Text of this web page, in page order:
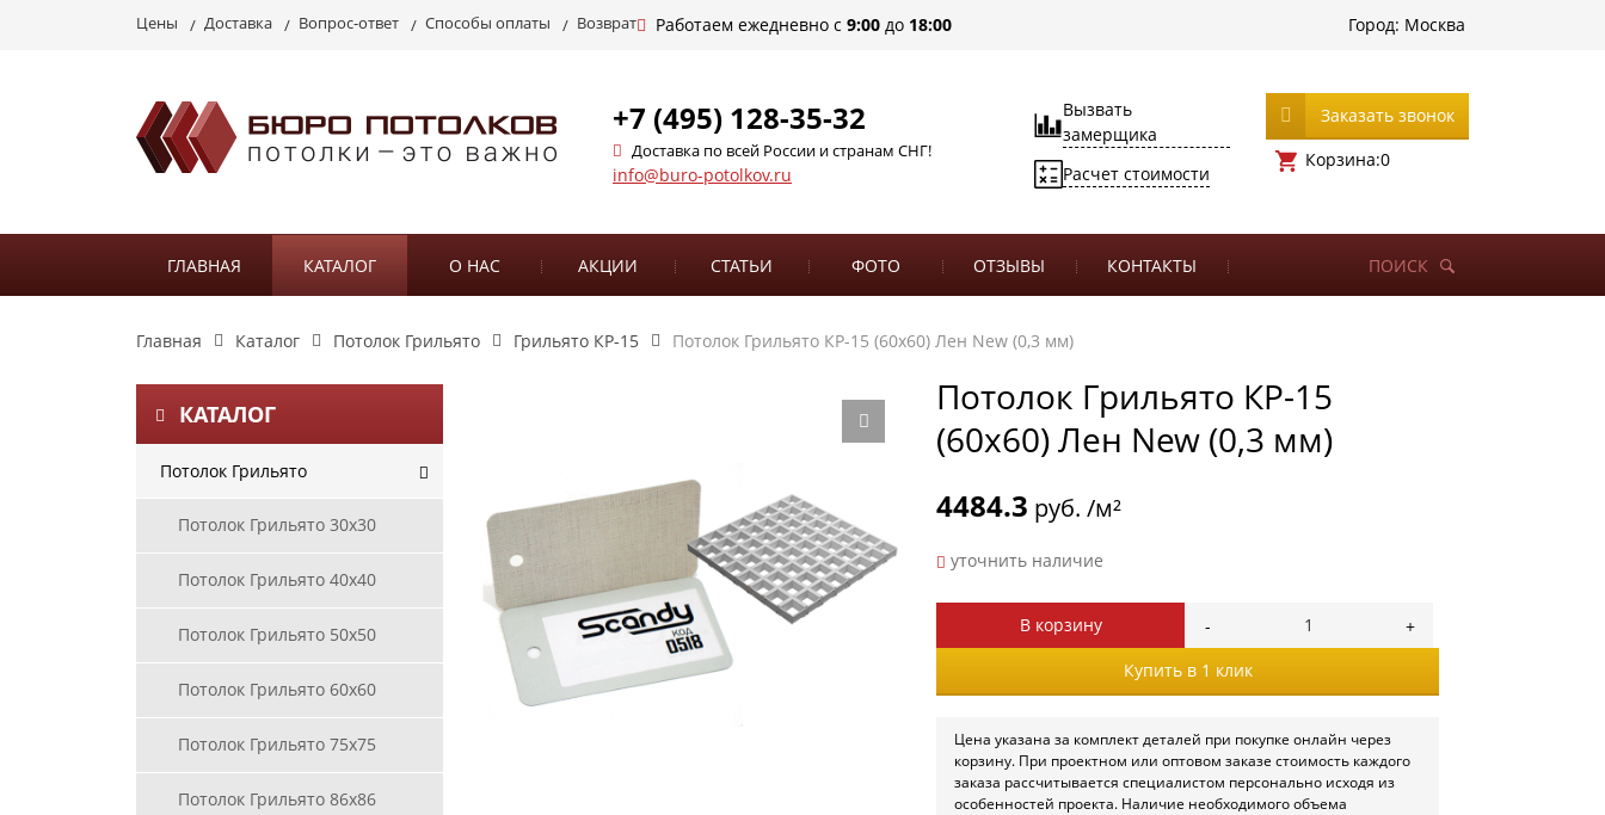
Работаем ежедневно с 9:00 до 18:00 Город: Москва
Цены Доставка Вопрос-ответ Способы оплаты Возврат
+7 (495) 128-35-32
Доставка по всей России и странам СНГ!
info@buro-potolkov.ru
Вызвать
замерщика
Расчет стоимости
Заказать звонок
Корзина:0
ГЛАВНАЯ КАТАЛОГ О НАС АКЦИИ СТАТЬИ ФОТО ОТЗЫВЫ КОНТАКТЫ ПОИСК
Главная Каталог Потолок Грильято Грильято КР-15 Потолок Грильято КР-15 (60х60) Лен New (0,3 мм)
КАТАЛОГ
Потолок Грильято
Потолок Грильято 30х30
Потолок Грильято 40х40
Потолок Грильято 50х50
Потолок Грильято 60х60
Потолок Грильято 75х75
Потолок Грильято 86х86
Потолок Грильято КР-15
(60х60) Лен New (0,3 мм)
4484.3 руб. /м²
уточнить наличие
В корзину
Купить в 1 клик
Цена указана за комплект деталей при покупке онлайн через
корзину. При проектном или оптовом заказе стоимость каждого
заказа рассчитывается специалистом персонально исходя из
особенностей проекта. Наличие необходимого объема